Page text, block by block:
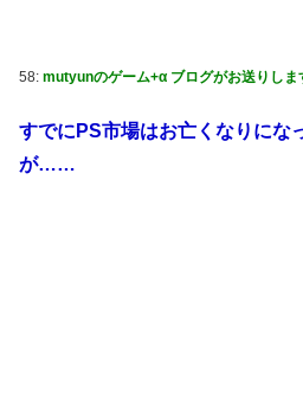
58: mutyunのゲーム+α ブログがお送りしま
すでにPS市場はお亡くなりにな
が……